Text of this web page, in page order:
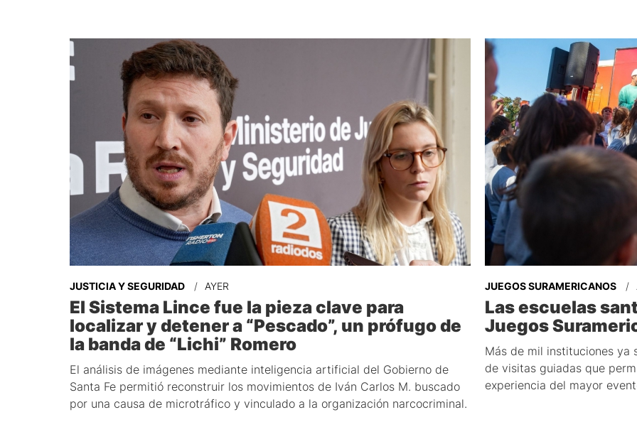
JUSTICIA Y SEGURIDAD AYER
El Sistema Lince fue la pieza clave para
localizar y detener a “Pescado”, un prófugo de
la banda de “Lichi” Romero
El análisis de imágenes mediante inteligencia artificial del Gobierno de
Santa Fe permitió reconstruir los movimientos de Iván Carlos M. buscado
por una causa de microtráfico y vinculado a la organización narcocriminal.
JUEGOS SURAMERICANOS
Las escuelas
Juegos
Más de mil instituciones
de visitas guiadas que
experiencia del mayor